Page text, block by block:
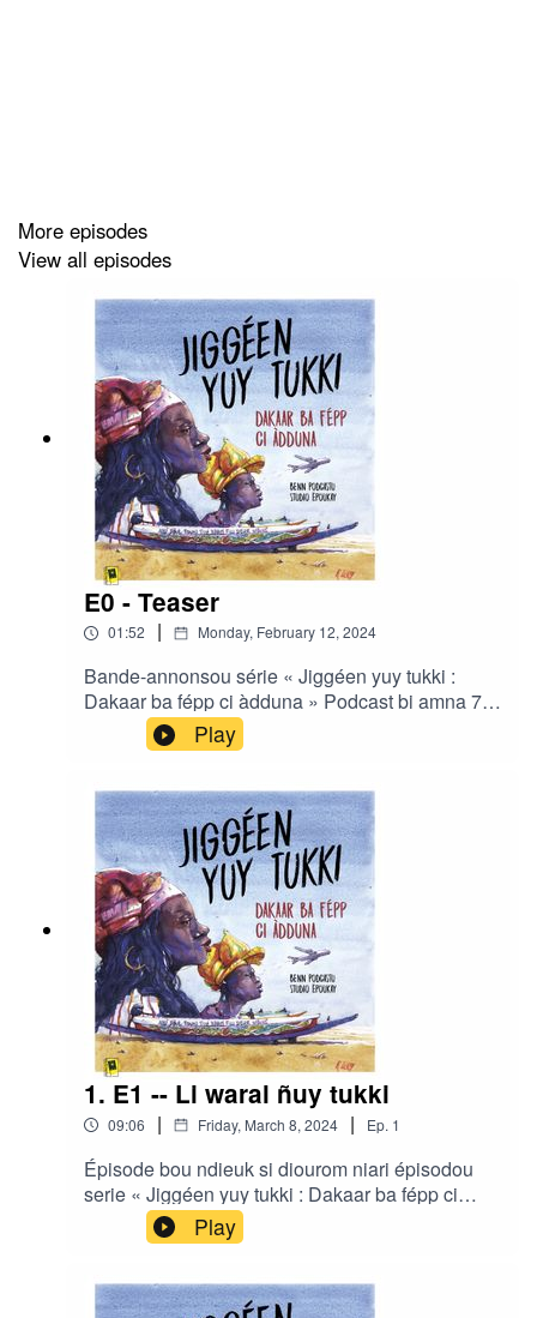
More episodes
View all episodes
E0 - Teaser
01:52 | Monday, February 12, 2024
Bande-annonsou série « Jiggéen yuy tukki :
Dakaar ba fépp ci àdduna » Podcast bi amna 7
épisodes gni ko réalisé di Ibrahima Diouf ak Clair
Rivière bou studio Ëpoukay.
Play
1. E1 -- Li waral ñuy tukki
09:06 | Friday, March 8, 2024 | Ep. 1
Épisode bou ndieuk si diourom niari épisodou
serie « Jiggéen yuy tukki : Dakaar ba fépp ci
àdduna » gniko realisé di Ibrahima Diouf ak Clair
Rivière bou studio Ëpoukay.
Play